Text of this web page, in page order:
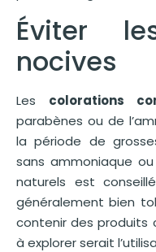
Éviter
nocives
Les colorations
parabènes ou de
la période de
sans ammoniaque
naturels est
généralement bien
contenir des produits
à explorer serait